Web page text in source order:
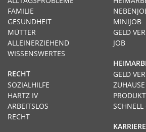
MINIJOB
GELD
JOB
GELD
SCHNELL
KARRIERE
FAMILIE
GESUNDHEIT
MÜTTER
ALLEINERZIEHEND
WISSENSWERTES
RECHT
SOZIALHILFE
HARTZ IV
ARBEITSLOS
RECHT